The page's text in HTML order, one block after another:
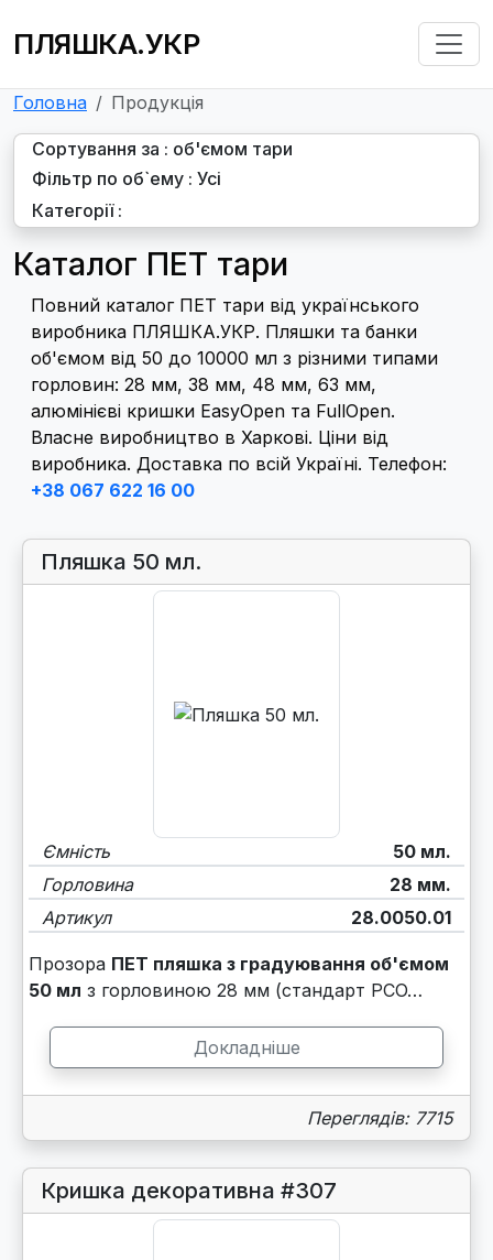
ПЛЯШКА.УКР
Головна Продукція
Сортування за : об'ємом тари
Фільтр по oб`ему : Усі
Категорії :
Каталог ПЕТ тари
Повний каталог ПЕТ тари від українського
виробника ПЛЯШКА.УКР. Пляшки та банки
об'ємом від 50 до 10000 мл з різними типами
горловин: 28 мм, 38 мм, 48 мм, 63 мм,
алюмінієві кришки EasyOpen та FullOpen.
Власне виробництво в Харкові. Ціни від
виробника. Доставка по всій Україні. Телефон:
+38 067 622 16 00
Пляшка 50 мл.
Ємність
50 мл.
Горловина
28 мм.
Артикул
28.0050.01
Прозора ПЕТ пляшка з градуювання об'ємом
50 мл з горловиною 28 мм (стандарт PCO…
Докладніше
Переглядів: 7715
Кришка декоративна #307